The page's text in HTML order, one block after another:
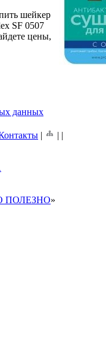
шейкер
SF 0507
цены,
данных
| | |
ПОЛЕЗНО»